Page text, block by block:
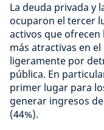
La deuda privada y
ocuparon el tercer
activos que
más atractivas en
ligeramente por
pública. En
primer lugar para
generar ingresos
(44%).